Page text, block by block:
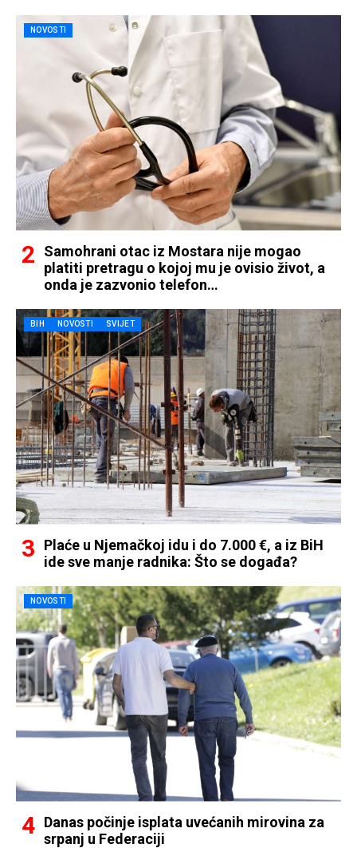
NOVOSTI
Samohrani otac iz Mostara nije mogao
platiti pretragu o kojoj mu je ovisio život, a
onda je zazvonio telefon…
BIH NOVOSTI SVIJET
Plaće u Njemačkoj idu i do 7.000 €, a iz BiH
ide sve manje radnika: Što se događa?
NOVOSTI
Danas počinje isplata uvećanih mirovina za
srpanj u Federaciji